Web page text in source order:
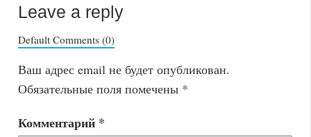
Leave a reply
Default Comments (0)
Ваш адрес email не будет опубликован.
Обязательные поля помечены *
Комментарий *